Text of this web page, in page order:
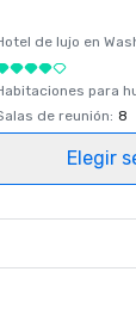
de lujo en
para
de reunión: 8
Elegir